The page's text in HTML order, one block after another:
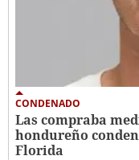
CONDENADO
Las compraba
hondureño
Florida